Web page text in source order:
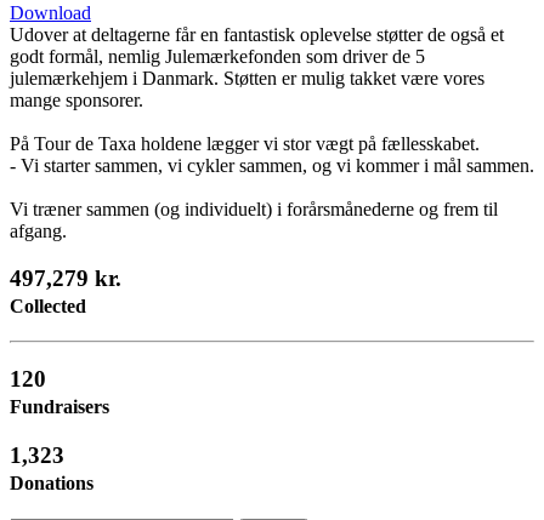
Download
Udover at deltagerne får en fantastisk oplevelse støtter de også et
godt formål, nemlig Julemærkefonden som driver de 5
julemærkehjem i Danmark. Støtten er mulig takket være vores
mange sponsorer.
På Tour de Taxa holdene lægger vi stor vægt på fællesskabet.
- Vi starter sammen, vi cykler sammen, og vi kommer i mål sammen.
Vi træner sammen (og individuelt) i forårsmånederne og frem til
afgang.
497,279 kr.
Collected
120
Fundraisers
1,323
Donations